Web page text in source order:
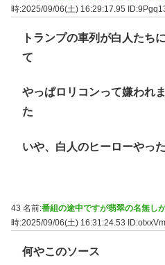
時:2025/09/06(土) 16:29:17.95
トランプの車列が白人たち
て
やっぱロリコンって嫌われ
た
いや、白人のヒーローやっ
43 名前:番組の途中ですが翡翠の名無し
時:2025/09/06(土) 16:31:24.53
何やこのソース